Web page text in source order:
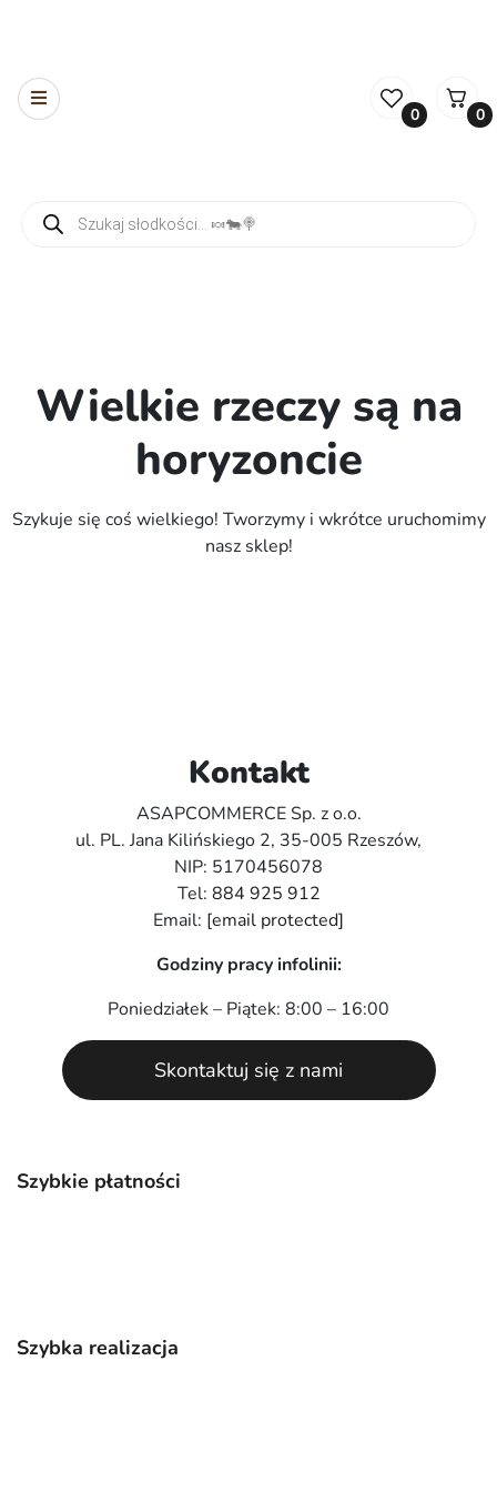
0 0
Wielkie rzeczy są na
horyzoncie
Szykuje się coś wielkiego! Tworzymy i wkrótce uruchomimy
nasz sklep!
Szybkie płatności
Szybka realizacja
Kontakt
ASAPCOMMERCE Sp. z o.o.
ul. PL. Jana Kilińskiego 2, 35-005 Rzeszów,
NIP: 5170456078
Tel: 884 925 912
Email: [email protected]
Godziny pracy infolinii:
Poniedziałek – Piątek: 8:00 – 16:00
Skontaktuj się z nami